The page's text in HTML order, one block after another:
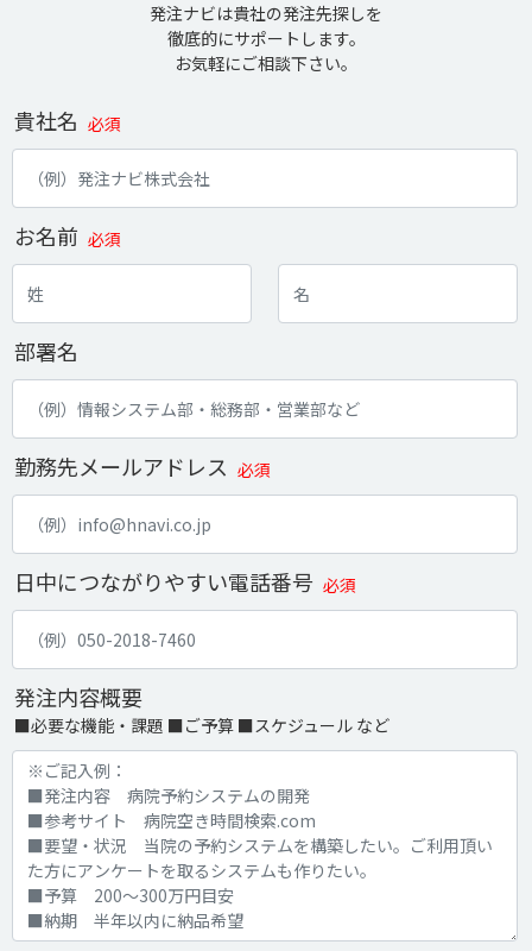
発注ナビは貴社の発注先探しを
徹底的にサポートします。
お気軽にご相談下さい。
貴社名 必須
お名前 必須
部署名
勤務先メールアドレス 必須
日中につながりやすい電話番号 必須
発注内容概要
■必要な機能・課題 ■ご予算 ■スケジュール など